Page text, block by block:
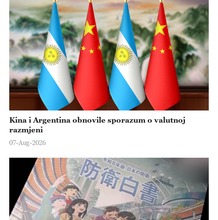
Kina i Argentina obnovile sporazum o valutnoj
razmjeni
07-Aug-2026